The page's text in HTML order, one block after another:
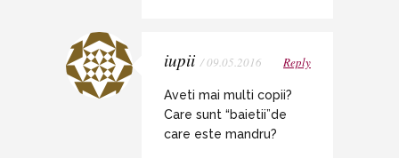
iupii / 09.05.2016 Reply
Aveti mai multi copii?
Care sunt “baietii”de
care este mandru?